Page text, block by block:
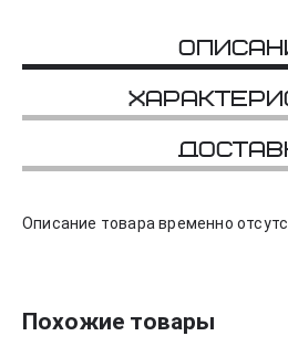
Описание товара временно
Похожие товары